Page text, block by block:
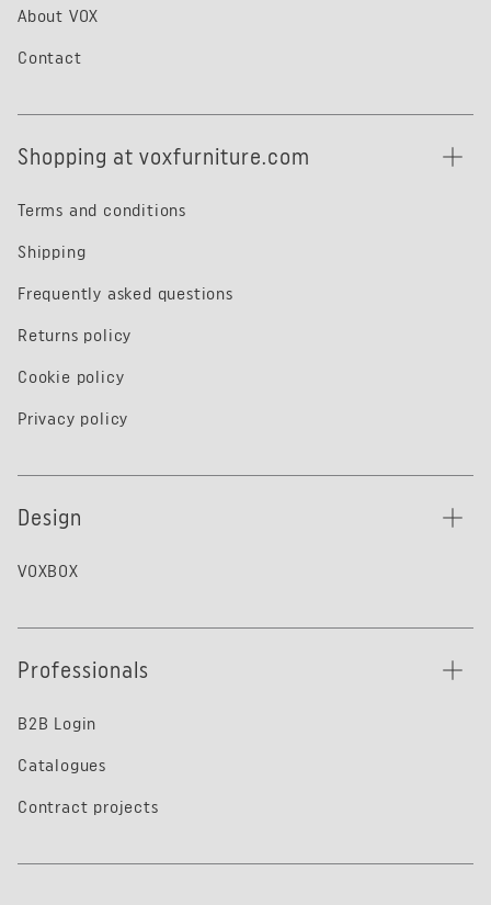
About VOX
Contact
Shopping at voxfurniture.com
Terms and conditions
Shipping
Frequently asked questions
Returns policy
Cookie policy
Privacy policy
Design
VOXBOX
Professionals
B2B Login
Catalogues
Contract projects